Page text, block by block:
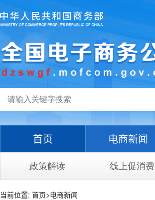
首页 电商新闻
政策解读 线上促消费
当前位置: 首页>电商新闻